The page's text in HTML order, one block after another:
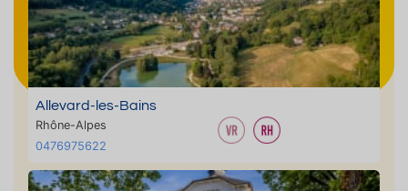
Allevard-les-Bains
Rhône-Alpes
0476975622